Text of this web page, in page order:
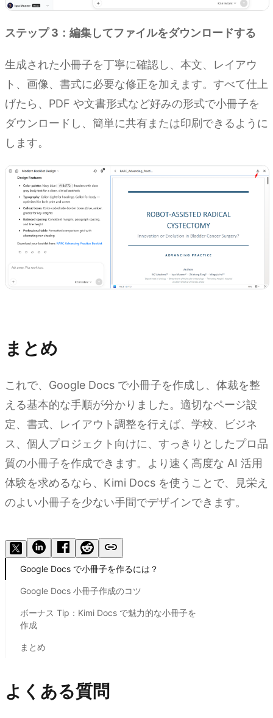
ステップ 3：編集してファイルをダウンロードする
生成された小冊子を丁寧に確認し、本文、レイアウ
ト、画像、書式に必要な修正を加えます。すべて仕上
げたら、PDF や文書形式など好みの形式で小冊子を
ダウンロードし、簡単に共有または印刷できるように
します。
まとめ
これで、Google Docs で小冊子を作成し、体裁を整
える基本的な手順が分かりました。適切なページ設
定、書式、レイアウト調整を行えば、学校、ビジネ
ス、個人プロジェクト向けに、すっきりとしたプロ品
質の小冊子を作成できます。より速く高度な AI 活用
体験を求めるなら、Kimi Docs を使うことで、見栄え
のよい小冊子を少ない手間でデザインできます。
Google Docs で小冊子を作るには？
Google Docs 小冊子作成のコツ
ボーナス Tip：Kimi Docs で魅力的な小冊子を
作成
まとめ
よくある質問